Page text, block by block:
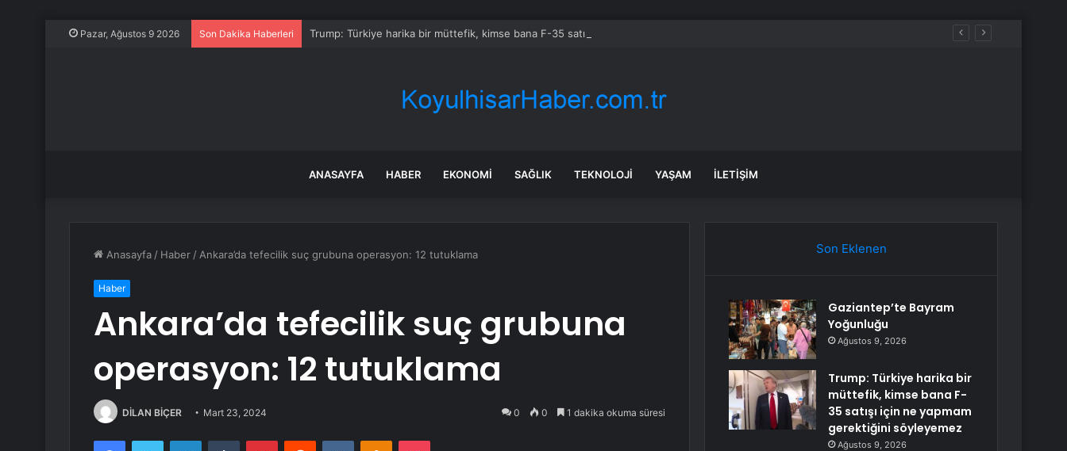
Pazar, Ağustos 9 2026 Son Dakika Haberleri Trump: Türkiye harika bir müttefik, kimse bana F-35 satışı için ne yapmam gerektiğini söyleyemez
ANASAYFA HABER EKONOMI SAĞLIK TEKNOLOJI YAŞAM İLETIŞIM
Anasayfa / Haber / Ankara’da tefecilik suç grubuna operasyon: 12 tutuklama
Haber
Ankara’da tefecilik suç grubuna
operasyon: 12 tutuklama
DİLAN BİÇER Mart 23, 2024 0 0 1 dakika okuma süresi
FacebookTwitter LinkedInTumblr PinterestReddit VKontakteOdnoklassniki
Pocket
Son Eklenen
Gaziantep’te Bayram
Yoğunluğu
Ağustos 9, 2026
Trump: Türkiye harika bir
müttefik, kimse bana F-
35 satışı için ne yapmam
gerektiğini söyleyemez
Ağustos 9, 2026